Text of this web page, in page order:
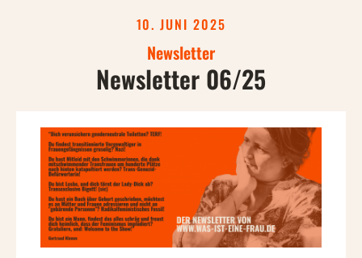
10. JUNI 2025
Newsletter
Newsletter 06/25